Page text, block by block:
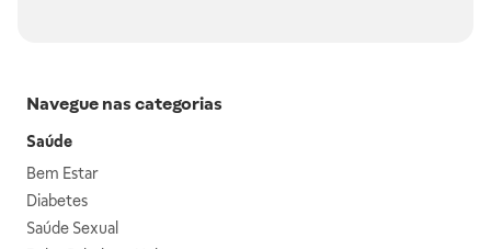
Navegue nas categorias
Saúde
Bem Estar
Diabetes
Saúde Sexual